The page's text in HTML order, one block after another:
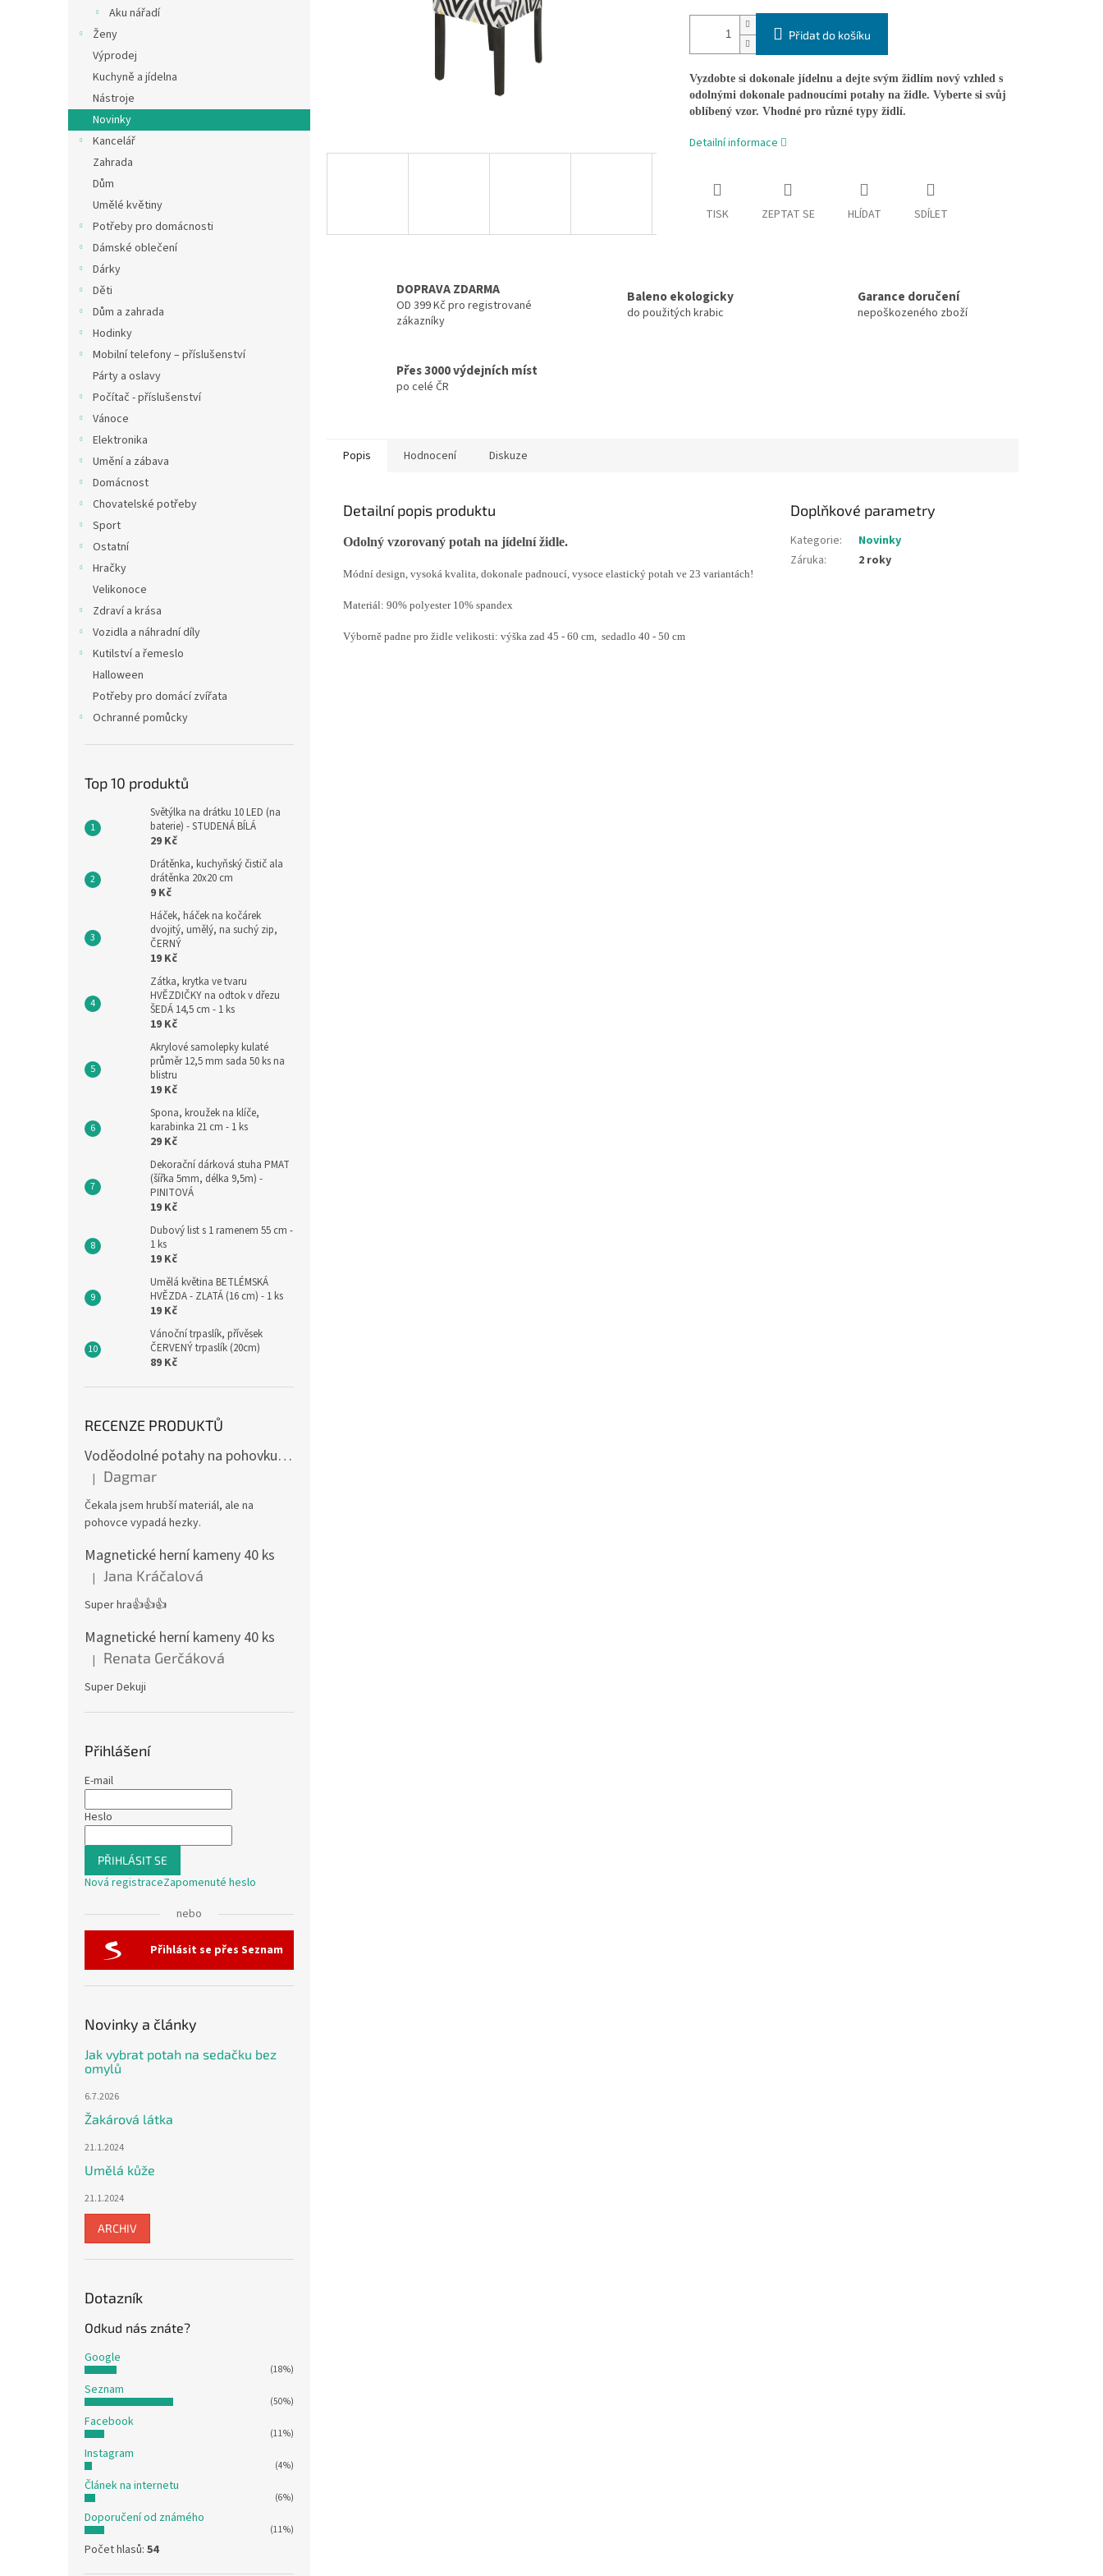
Aku nářadí
Ženy
Výprodej
Kuchyně a jídelna
Nástroje
Novinky
Kancelář
Zahrada
Dům
Umělé květiny
Potřeby pro domácnosti
Dámské oblečení
Dárky
Děti
Dům a zahrada
Hodinky
Mobilní telefony – příslušenství
Párty a oslavy
Počítač - příslušenství
Vánoce
Elektronika
Umění a zábava
Domácnost
Chovatelské potřeby
Sport
Ostatní
Hračky
Velikonoce
Zdraví a krása
Vozidla a náhradní díly
Kutilství a řemeslo
Halloween
Potřeby pro domácí zvířata
Ochranné pomůcky
Top 10 produktů
Světýlka na drátku 10 LED (na
baterie) - STUDENÁ BÍLÁ
29 Kč
Drátěnka, kuchyňský čistič ala
drátěnka 20x20 cm
9 Kč
Háček, háček na kočárek
dvojitý, umělý, na suchý zip,
ČERNÝ
19 Kč
Zátka, krytka ve tvaru
HVĚZDIČKY na odtok v dřezu
ŠEDÁ 14,5 cm - 1 ks
19 Kč
Akrylové samolepky kulaté
průměr 12,5 mm sada 50 ks na
blistru
19 Kč
Spona, kroužek na klíče,
karabinka 21 cm - 1 ks
29 Kč
Dekorační dárková stuha PMAT
(šířka 5mm, délka 9,5m) -
PINITOVÁ
19 Kč
Dubový list s 1 ramenem 55 cm -
1 ks
19 Kč
Umělá květina BETLÉMSKÁ
HVĚZDA - ZLATÁ (16 cm) - 1 ks
19 Kč
Vánoční trpaslík, přívěsek
ČERVENÝ trpaslík (20cm)
89 Kč
RECENZE PRODUKTŮ
Voděodolné potahy na pohovku se vzorem
Hodnocení produktu je 4 z 5 hvězdiček.
| Dagmar
Čekala jsem hrubší materiál, ale na
pohovce vypadá hezky.
Magnetické herní kameny 40 ks
Hodnocení produktu je 5 z 5 hvězdiček.
| Jana Kráčalová
Super hra👍👍👍
Magnetické herní kameny 40 ks
Hodnocení produktu je 5 z 5 hvězdiček.
| Renata Gerčáková
Super Dekuji
Přihlášení
E-mail
Heslo
PŘIHLÁSIT SE
Nová registraceZapomenuté heslo
nebo
Přihlásit se přes Seznam
Novinky a články
Jak vybrat potah na sedačku bez
omylů
6.7.2026
Žakárová látka
21.1.2024
Umělá kůže
21.1.2024
ARCHIV
Dotazník
Odkud nás znáte?
Google
(18%)
Seznam
(50%)
Facebook
(11%)
Instagram
(4%)
Článek na internetu
(6%)
Doporučení od známého
(11%)
Počet hlasů: 54
Přidat do košíku
Vyzdobte si dokonale jídelnu a dejte svým židlím nový vzhled s
odolnými dokonale padnoucími potahy na židle. Vyberte si svůj
oblíbený vzor. Vhodné pro různé typy židlí.
Detailní informace
TISK ZEPTAT SE HLÍDAT SDÍLET
DOPRAVA ZDARMA
OD 399 Kč pro registrované
zákazníky
Baleno ekologicky
do použitých krabic
Garance doručení
nepoškozeného zboží
Přes 3000 výdejních míst
po celé ČR
Popis Hodnocení Diskuze
Detailní popis produktu
Odolný vzorovaný potah na jídelní židle.
Módní design, vysoká kvalita, dokonale padnoucí, vysoce elastický potah ve 23 variantách!
Materiál: 90% polyester 10% spandex
Výborně padne pro židle velikosti: výška zad 45 - 60 cm, sedadlo 40 - 50 cm
Doplňkové parametry
Kategorie:
Novinky
Záruka: 2 roky